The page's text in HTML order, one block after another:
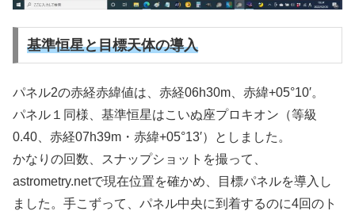
基準恒星と目標天体の導入
パネル2の赤経赤緯値は、赤経06h30m、赤緯+05°10′。
パネル１同様、基準恒星はこいぬ座プロキオン（等級
0.40、赤経07h39m・赤緯+05°13′）としました。
かなりの回数、スナップショットを撮って、
astrometry.netで現在位置を確かめ、目標パネルを導入し
ました。手こずって、パネル中央に到着するのに4回のト